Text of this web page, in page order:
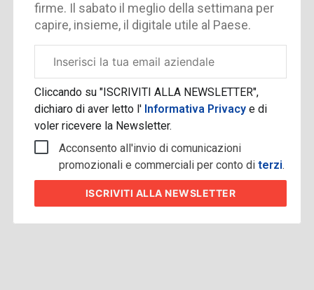
firme. Il sabato il meglio della settimana per
capire, insieme, il digitale utile al Paese.
aziendale
Cliccando su "ISCRIVITI ALLA NEWSLETTER",
dichiaro di aver letto l' Informativa Privacye di
voler ricevere la Newsletter.
Acconsento all'invio di comunicazioni
promozionali e commerciali per conto diterzi.
ISCRIVITI ALLA NEWSLETTER